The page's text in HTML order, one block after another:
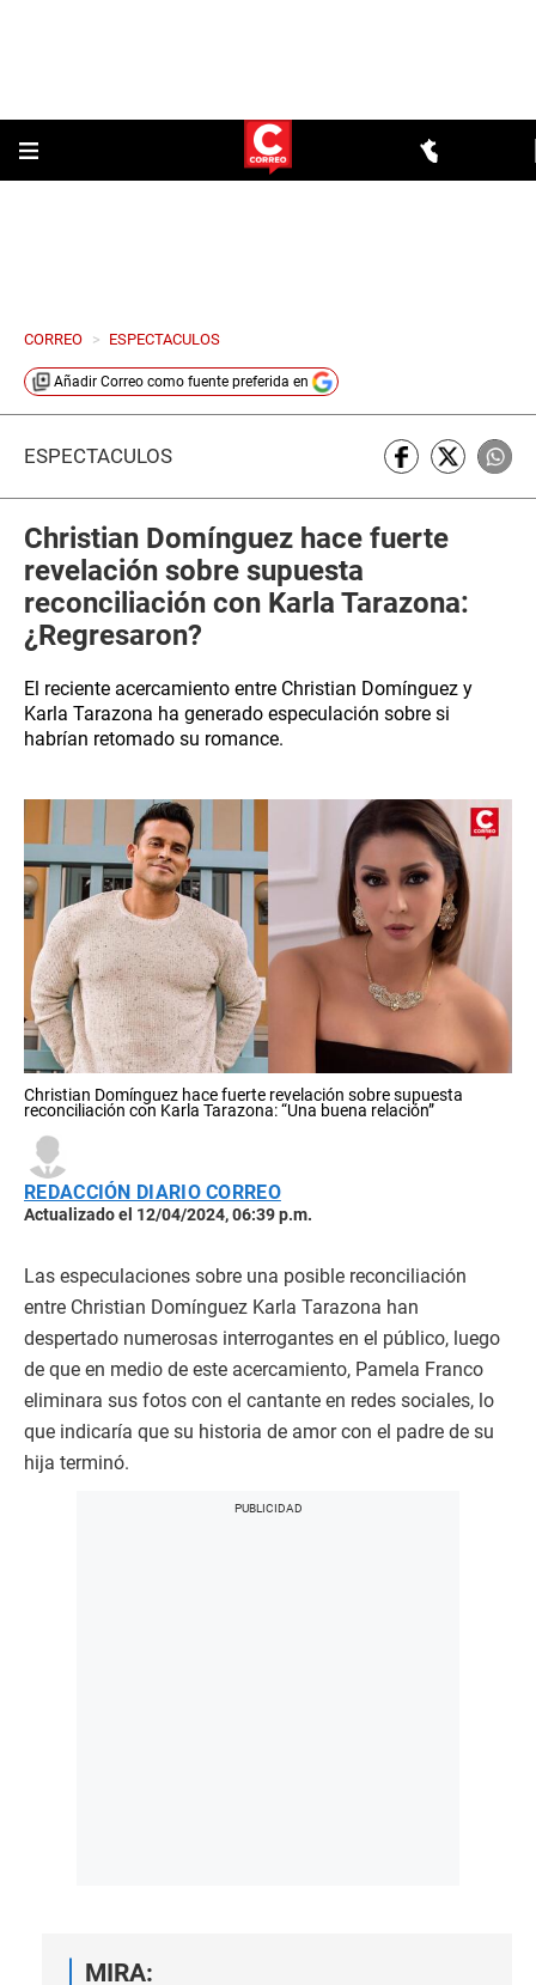
CORREO > ESPECTACULOS
Añadir Correo como fuente preferida en
ESPECTÁCULOS
Christian Domínguez hace fuerte
revelación sobre supuesta
reconciliación con Karla Tarazona:
¿Regresaron?
El reciente acercamiento entre Christian Domínguez y
Karla Tarazona ha generado especulación sobre si
habrían retomado su romance.
Christian Domínguez hace fuerte revelación sobre supuesta
reconciliación con Karla Tarazona: “Una buena relación”
REDACCIÓN DIARIO CORREO
Actualizado el 12/04/2024, 06:39 p.m.
Las especulaciones sobre una posible reconciliación
entre Christian Domínguez Karla Tarazona han
despertado numerosas interrogantes en el público, luego
de que en medio de este acercamiento, Pamela Franco
eliminara sus fotos con el cantante en redes sociales, lo
que indicaría que su historia de amor con el padre de su
hija terminó.
MIRA: